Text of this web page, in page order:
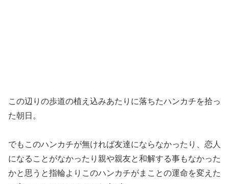
この辺りの歩道の植え込みあたりに落ちたハンカチを拾っ
た朝日。
でもこのハンカチが無ければ友達にならなかったり、恋人
になることがなかったり親や親友と和解する事もなかった
かと思うと指輪よりこのハンカチがまことの運命を変えた